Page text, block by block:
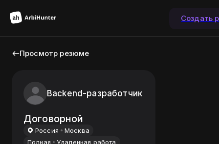
Создать
Просмотр резюме
Backend-разработчик
Договорной
Россия
Москва
Полная
Удаленная работа